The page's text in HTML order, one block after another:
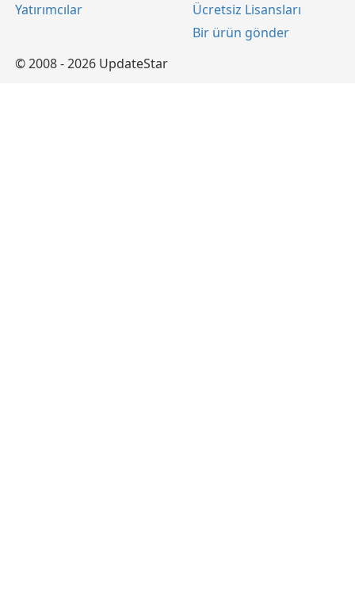
Yatırımcılar
Ücretsiz Lisansları
Bir ürün gönder
© 2008 - 2026 UpdateStar